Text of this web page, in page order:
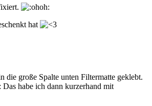
hat
große Spalte unten Filtermatte geklebt.
Das habe ich dann kurzerhand mit